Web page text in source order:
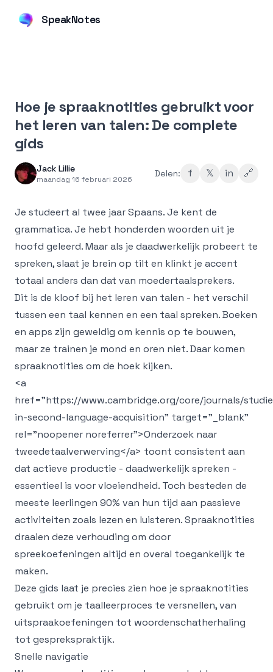
SpeakNotes
Hoe je spraaknotities gebruikt voor
het leren van talen: De complete
gids
Jack Lillie
maandag 16 februari 2026
Delen: f 𝕏 in 🔗
Je studeert al twee jaar Spaans. Je kent de
grammatica. Je hebt honderden woorden uit je
hoofd geleerd. Maar als je daadwerkelijk probeert te
spreken, slaat je brein op tilt en klinkt je accent
totaal anders dan dat van moedertaalsprekers.
Dit is de kloof bij het leren van talen - het verschil
tussen een taal kennen en een taal spreken. Boeken
en apps zijn geweldig om kennis op te bouwen,
maar ze trainen je mond en oren niet. Daar komen
spraaknotities om de hoek kijken.
<a
href="https://www.cambridge.org/core/journals/
in-second-language-acquisition" target="_blank"
rel="noopener noreferrer">Onderzoek naar
tweedetaalverwerving</a> toont consistent aan
dat actieve productie - daadwerkelijk spreken -
essentieel is voor vloeiendheid. Toch besteden de
meeste leerlingen 90% van hun tijd aan passieve
activiteiten zoals lezen en luisteren. Spraaknotities
draaien deze verhouding om door
spreekoefeningen altijd en overal toegankelijk te
maken.
Deze gids laat je precies zien hoe je spraaknotities
gebruikt om je taalleerproces te versnellen, van
uitspraakoefeningen tot woordenschatherhaling
tot gesprekspraktijk.
Snelle navigatie